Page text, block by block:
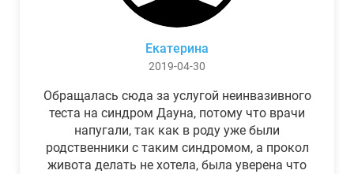
Екатерина
2019-04-30
Обращалась сюда за услугой неинвазивного
теста на синдром Дауна, потому что врачи
напугали, так как в роду уже были
родственники с таким синдромом, а прокол
живота делать не хотела, была уверена что